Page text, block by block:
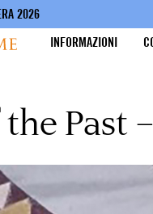
2026
INFORMAZIONI
Past